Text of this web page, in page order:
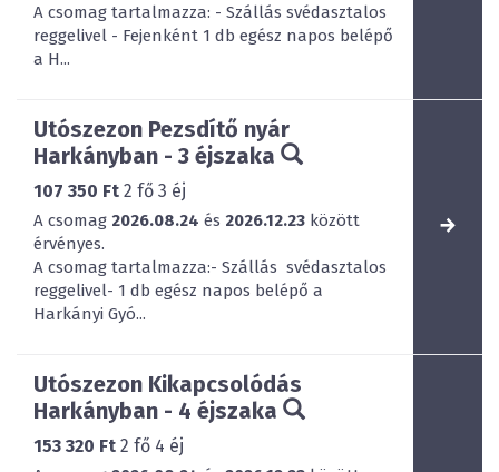
A csomag tartalmazza: - Szállás svédasztalos
reggelivel - Fejenként 1 db egész napos belépő
a H...
Utószezon Pezsdítő nyár
Harkányban - 3 éjszaka
107 350 Ft 2 fő 3 éj
A csomag 2026.08.24 és 2026.12.23 között
érvényes.
A csomag tartalmazza:- Szállás svédasztalos
reggelivel- 1 db egész napos belépő a
Harkányi Gyó...
Utószezon Kikapcsolódás
Harkányban - 4 éjszaka
153 320 Ft 2 fő 4 éj